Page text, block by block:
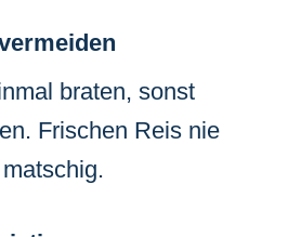
braten, sonst
Frischen Reis nie